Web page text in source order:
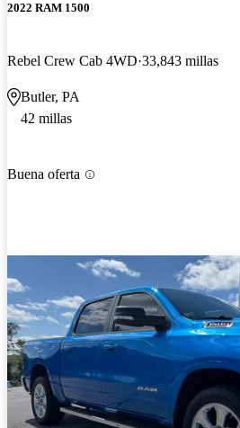
2022 RAM 1500
Rebel Crew Cab 4WD 33,843 millas
Butler, PA
42 millas
Buena oferta